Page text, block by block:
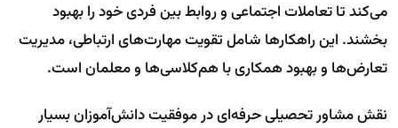
می‌کند تا تعاملات اجتماعی و روابط بین فردی خود را بهبود
بخشند. این راهکارها شامل تقویت مهارت‌های ارتباطی، مدیریت
تعارض‌ها و بهبود همکاری با هم‌کلاسی‌ها و معلمان است.
نقش مشاور تحصیلی حرفه‌ای در موفقیت دانش‌آموزان بسیار